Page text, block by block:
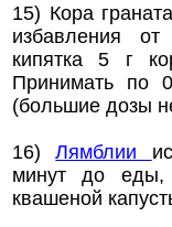
15) Кора
избавления
кипятка 5 г
Принимать по
(большие дозы
16)Лямблии
минут до еды,
квашеной